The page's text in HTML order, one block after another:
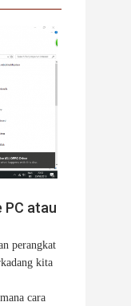
PC atau
perangkat
kita
cara